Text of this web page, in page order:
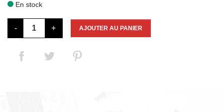
En stock
- + AJOUTER AU PANIER